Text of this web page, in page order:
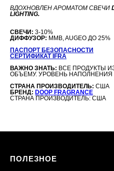
ВДОХНОВЛЕН АРОМАТОМ СВЕЧИ
LIGHTING.
СВЕЧИ: 3-10%
ДИФФУЗОР: MMB, AUGEO ДО 25%
ПАСПОРТ БЕЗОПАСНОСТИ
СЕРТИФИКАТ IFRA
ВАЖНО ЗНАТЬ: ВСЕ ПРОДУКТЫ
ОБЪЕМУ. УРОВЕНЬ НАПОЛНЕНИЯ
СТРАНА ПРОИЗВОДИТЕЛЬ: США
БРЕНД: DOOP FRAGRANCE
СТРАНА ПРОИЗВОДИТЕЛЬ: США
ПОЛЕЗНОЕ